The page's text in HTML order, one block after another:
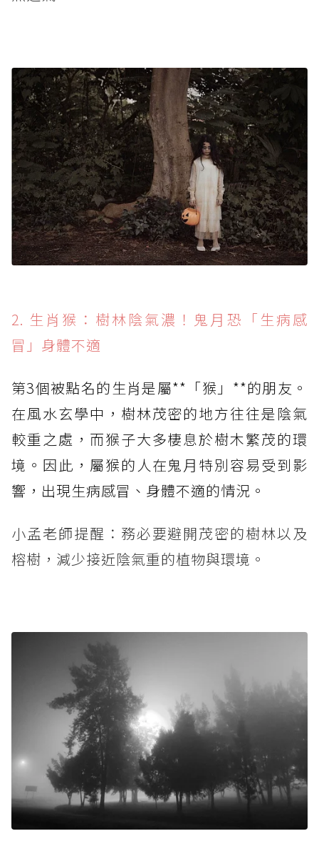
2. 生肖猴：樹林陰氣濃！鬼月恐「生病感
冒」身體不適
第3個被點名的生肖是屬**「猴」**的朋友。
在風水玄學中，樹林茂密的地方往往是陰氣
較重之處，而猴子大多棲息於樹木繁茂的環
境。因此，屬猴的人在鬼月特別容易受到影
響，出現生病感冒、身體不適的情況。
小孟老師提醒：務必要避開茂密的樹林以及
榕樹，減少接近陰氣重的植物與環境。